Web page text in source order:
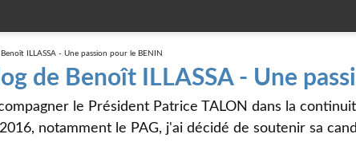
de Benoît ILLASSA - Une
le Président Patrice TALON dans la
notamment le PAG, j'ai décidé de soutenir sa